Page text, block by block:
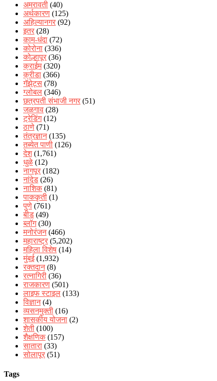
अमरावती (40)
अर्थकारण (125)
अहिल्यानगर (92)
इतर (28)
काम-धंदा (72)
कोरोना (336)
कोल्हापूर (36)
क्राईम(320)
क्रीडा (366)
गॅझेट्स (78)
ग्लोबल (346)
छत्रपती संभाजी नगर (51)
जळगाव (28)
ट्रेडिंग(12)
ठाणे (71)
तंत्रज्ञान(135)
तब्येत पाणी (126)
देश(1,761)
धुळे (12)
नागपूर (182)
नांदेड (26)
नाशिक (81)
पाककृती (1)
पुणे (761)
बीड (49)
ब्लॉग(30)
मनोरंजन(466)
महाराष्ट्र (5,202)
महिला विशेष (14)
मुंबई(1,932)
रक्‍तदान(8)
रत्नागिरी (36)
राजकारण (501)
लाइफ स्टाइल (133)
विज्ञान(4)
व्यसनमुक्ती (16)
शासकीय योजना (2)
शेती (100)
शैक्षणिक (157)
सातारा (33)
सोलापूर (51)
Tags